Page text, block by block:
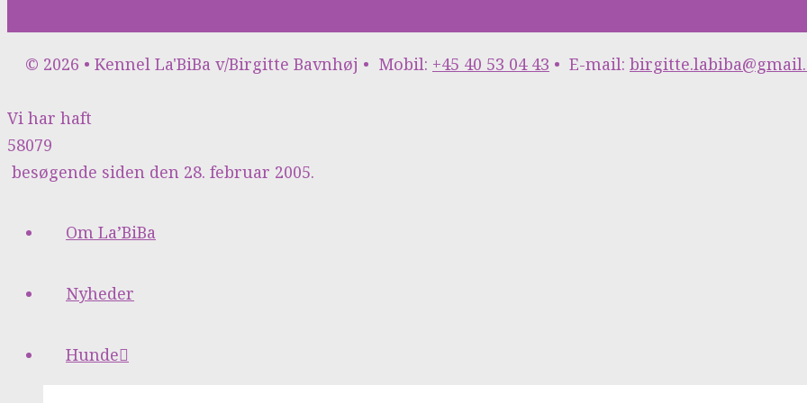
© 2026 • Kennel La'BiBa v/Birgitte Bavnhøj • Mobil: +45 40 53 04 43 • E-mail:
Vi har haft
58079
besøgende siden den 28. februar 2005.
Om La’BiBa
Nyheder
Hunde